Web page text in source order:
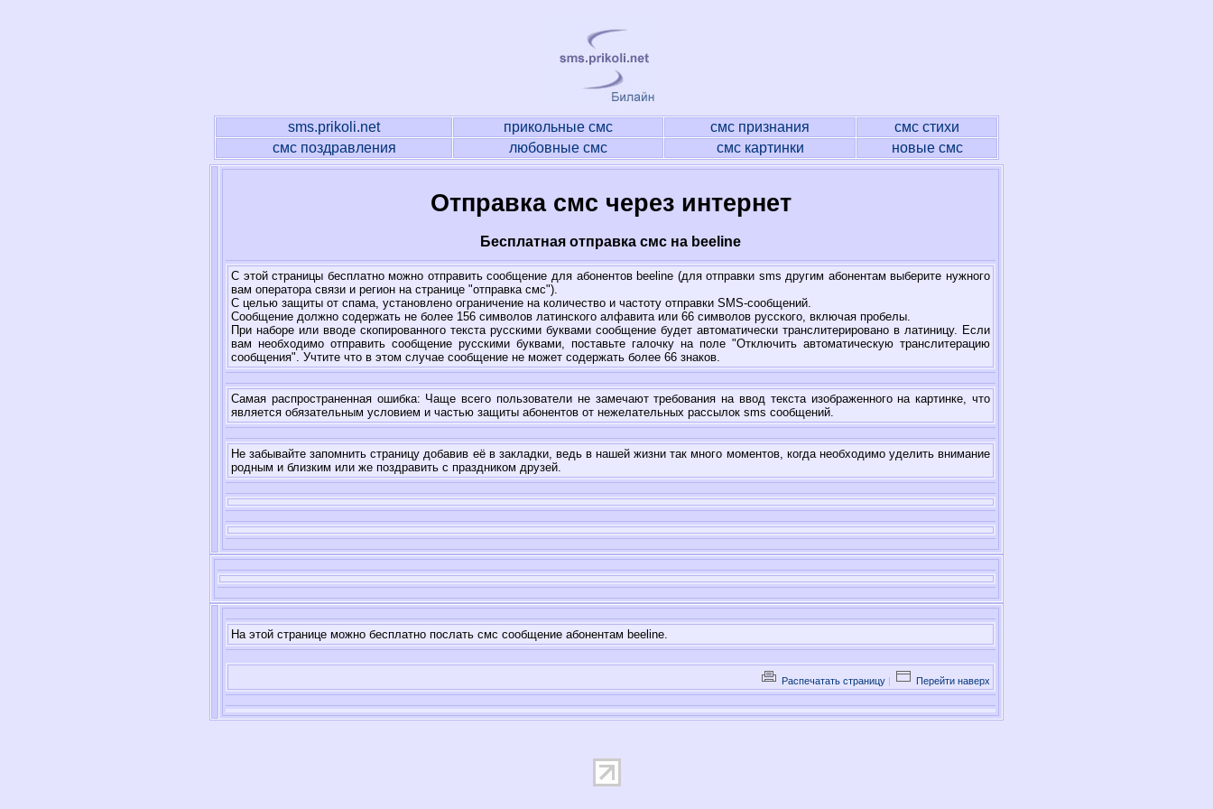
sms.prikoli.net прикольные смс смс признания
смс стихи
смс поздравления
любовные смс смс картинки новые смс
Отправка смс через интернет
Бесплатная отправка смс на beeline
С этой страницы бесплатно можно отправить сообщение для абонентов beeline (для отправки sms другим абонентам выберите нужного
вам оператора связи и регион на странице "отправка смс").
С целью защиты от спама, установлено ограничение на количество и частоту отправки SMS-сообщений.
Сообщение должно содержать не более 156 символов латинского алфавита или 66 символов русского, включая пробелы.
При наборе или вводе скопированного текста русскими буквами сообщение будет автоматически транслитерировано в латиницу. Если
вам необходимо отправить сообщение русскими буквами, поставьте галочку на поле "Отключить автоматическую транслитерацию
сообщения". Учтите что в этом случае сообщение не может содержать более 66 знаков.
Самая распространенная ошибка: Чаще всего пользователи не замечают требования на ввод текста изображенного на картинке, что
является обязательным условием и частью защиты абонентов от нежелательных рассылок sms сообщений.
Не забывайте запомнить страницу добавив её в закладки, ведь в нашей жизни так много моментов, когда необходимо уделить внимание
родным и близким или же поздравить с праздником друзей.
На этой странице можно бесплатно послать смс сообщение абонентам beeline.
Распечатать страницу | Перейти наверх